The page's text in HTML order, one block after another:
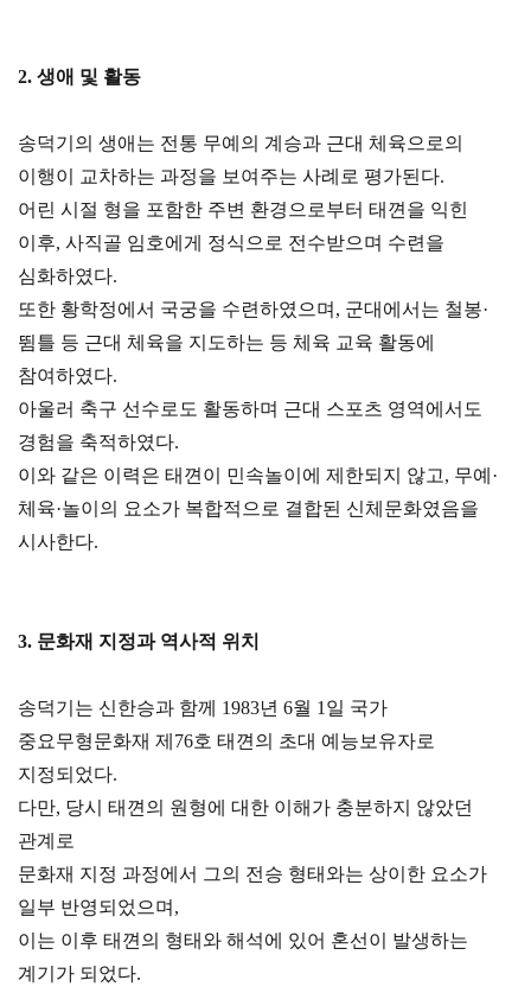
2. 생애 및 활동
송덕기의 생애는 전통 무예의 계승과 근대 체육으로의
이행이 교차하는 과정을 보여주는 사례로 평가된다.
어린 시절 형을 포함한 주변 환경으로부터 태껸을 익힌
이후, 사직골 임호에게 정식으로 전수받으며 수련을
심화하였다.
또한 황학정에서 국궁을 수련하였으며, 군대에서는 철봉·
뜀틀 등 근대 체육을 지도하는 등 체육 교육 활동에
참여하였다.
아울러 축구 선수로도 활동하며 근대 스포츠 영역에서도
경험을 축적하였다.
이와 같은 이력은 태껸이 민속놀이에 제한되지 않고, 무예·
체육·놀이의 요소가 복합적으로 결합된 신체문화였음을
시사한다.
3. 문화재 지정과 역사적 위치
송덕기는 신한승과 함께 1983년 6월 1일 국가
중요무형문화재 제76호 태껸의 초대 예능보유자로
지정되었다.
다만, 당시 태껸의 원형에 대한 이해가 충분하지 않았던
관계로
문화재 지정 과정에서 그의 전승 형태와는 상이한 요소가
일부 반영되었으며,
이는 이후 태껸의 형태와 해석에 있어 혼선이 발생하는
계기가 되었다.